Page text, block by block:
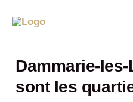
Dammarie-
sont les